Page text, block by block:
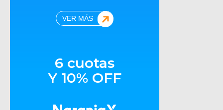
VER MÁS
6 cuotas
Y 10% OFF